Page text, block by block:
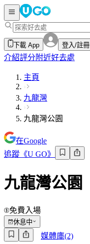
下載 App 登入/註冊
介紹評分 附近好去處
主頁
九龍灣
九龍灣公園
在Google
追蹤《U GO》
九龍灣公園
免費入場
休息中
媒體庫(2)